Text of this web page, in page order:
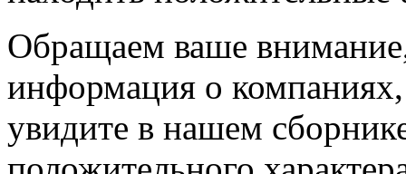
Обращаем ваше
информация о
увидите в нашем